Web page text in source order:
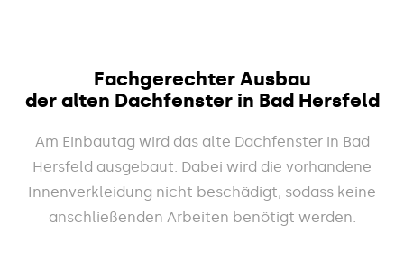
Fachgerechter Ausbau
der alten Dachfenster in Bad Hersfeld
Am Einbautag wird das alte Dachfenster in Bad
Hersfeld ausgebaut. Dabei wird die vorhandene
Innenverkleidung nicht beschädigt, sodass keine
anschließenden Arbeiten benötigt werden.